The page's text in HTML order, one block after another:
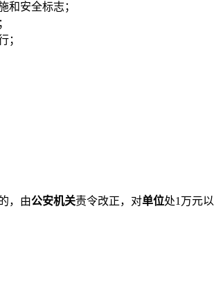
安全标志；
；
，由公安机关责令改正，对单位处1万元